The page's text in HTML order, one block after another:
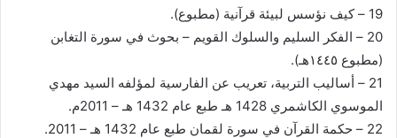
19 – كيف نؤسس لبيئة قرآنية (مطبوع).
20 – الفكر السليم والسلوك القويم – بحوث في سورة التغابن
(مطبوع ١٤٤٥هـ).
21 – أساليب التربية، تعريب عن الفارسية لمؤلفه السيد مهدي
الموسوي الكاشمري 1428 هـ طبع عام 1432 هـ – 2011م.
22 – حكمة القرآن في سورة لقمان طبع عام 1432 هـ – 2011.